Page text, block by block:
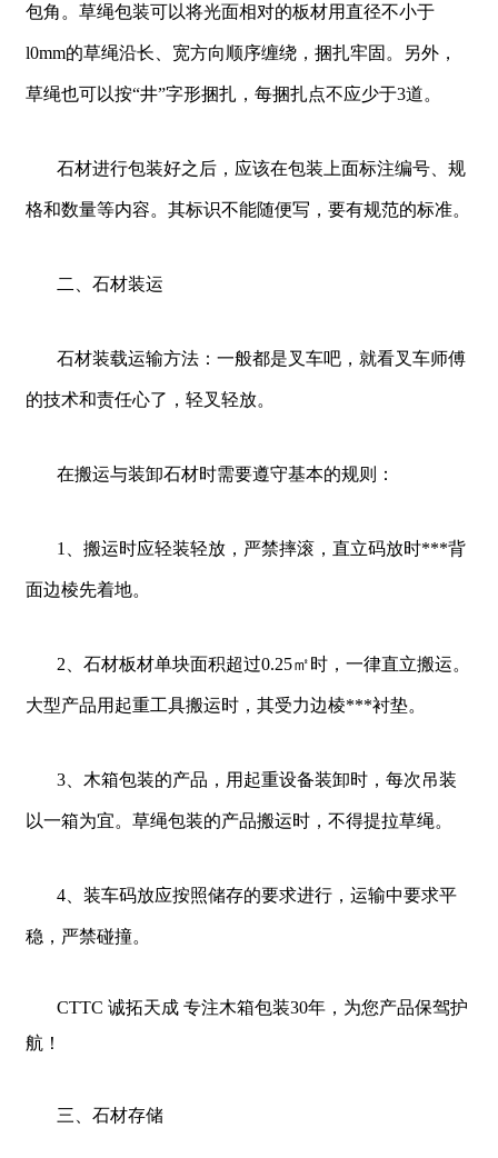
包角。草绳包装可以将光面相对的板材用直径不小于
l0mm的草绳沿长、宽方向顺序缠绕，捆扎牢固。另外，
草绳也可以按“井”字形捆扎，每捆扎点不应少于3道。
石材进行包装好之后，应该在包装上面标注编号、规
格和数量等内容。其标识不能随便写，要有规范的标准。
二、石材装运
石材装载运输方法：一般都是叉车吧，就看叉车师傅
的技术和责任心了，轻叉轻放。
在搬运与装卸石材时需要遵守基本的规则：
1、搬运时应轻装轻放，严禁摔滚，直立码放时***背
面边棱先着地。
2、石材板材单块面积超过0.25㎡时，一律直立搬运。
大型产品用起重工具搬运时，其受力边棱***衬垫。
3、木箱包装的产品，用起重设备装卸时，每次吊装
以一箱为宜。草绳包装的产品搬运时，不得提拉草绳。
4、装车码放应按照储存的要求进行，运输中要求平
稳，严禁碰撞。
CTTC 诚拓天成 专注木箱包装30年，为您产品保驾护
航！
三、石材存储